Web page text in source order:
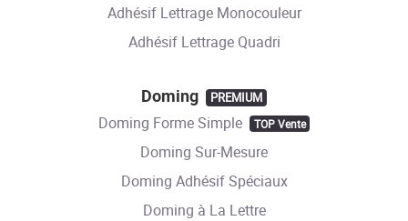
Adhésif Lettrage Monocouleur
Adhésif Lettrage Quadri
Doming PREMIUM
Doming Forme Simple TOP Vente
Doming Sur-Mesure
Doming Adhésif Spéciaux
Doming à La Lettre